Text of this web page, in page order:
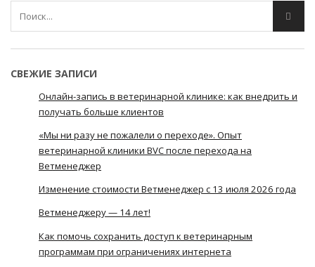
СВЕЖИЕ ЗАПИСИ
Онлайн-запись в ветеринарной клинике: как внедрить и
получать больше клиентов
«Мы ни разу не пожалели о переходе». Опыт
ветеринарной клиники BVC после перехода на
Ветменеджер
Изменение стоимости Ветменеджер с 13 июля 2026 года
Ветменеджеру — 14 лет!
Как помочь сохранить доступ к ветеринарным
программам при ограничениях интернета